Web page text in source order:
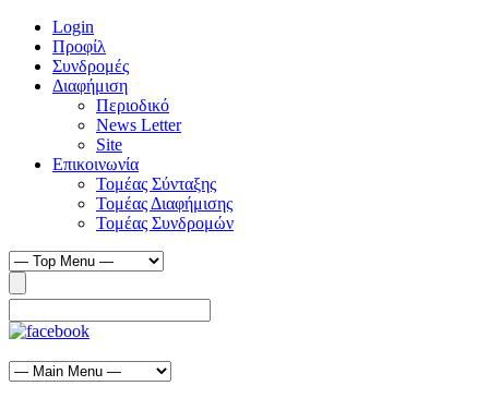
Login
Προφίλ
Συνδρομές
Διαφήμιση
Περιοδικό
News Letter
Site
Επικοινωνία
Τομέας Σύνταξης
Τομέας Διαφήμισης
Τομέας Συνδρομών